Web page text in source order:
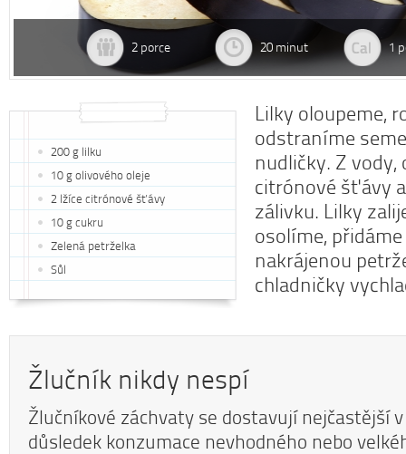
2 porce 20 minut 1
200 g lilku
10 g olivového oleje
2 lžíce citrónové šťávy
10 g cukru
Zelená petrželka
Sůl
Lilky oloupeme,
odstraníme
nudličky. Z vody,
citrónové šťávy
zálivku. Lilky
osolíme,
nakrájenou
chladničky
Žlučník nikdy nespí
Žlučníkové záchvaty se dostavují nejčastější
důsledek konzumace nevhodného nebo